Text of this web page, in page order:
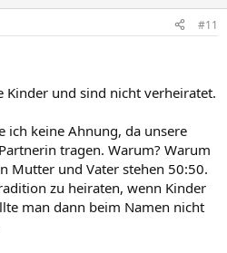
#11
Kinder und sind nicht verheiratet.
ich keine Ahnung, da unsere
tragen. Warum? Warum
Mutter und Vater stehen 50:50.
zu heiraten, wenn Kinder
man dann beim Namen nicht